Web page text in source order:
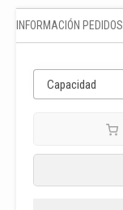
INFORMACIÓN PEDIDOS
Capacidad